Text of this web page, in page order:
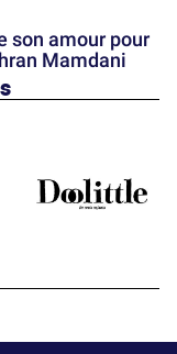
son amour pour
Mamdani